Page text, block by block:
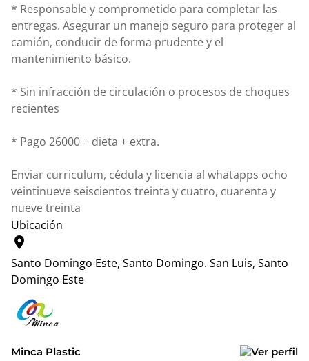
* Responsable y comprometido para completar las
entregas. Asegurar un manejo seguro para proteger al
camión, conducir de forma prudente y el
mantenimiento básico.
* Sin infracción de circulación o procesos de choques
recientes
* Pago 26000 + dieta + extra.
Enviar curriculum, cédula y licencia al whatapps ocho
veintinueve seiscientos treinta y cuatro, cuarenta y
nueve treinta
Ubicación
location_on
Santo Domingo Este, Santo Domingo. San Luis, Santo
Domingo Este
+
−
Minca Plastic